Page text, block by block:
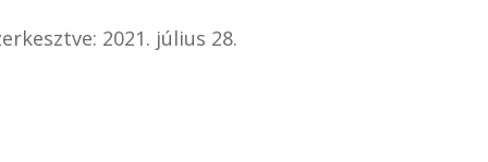
2021. július 28.